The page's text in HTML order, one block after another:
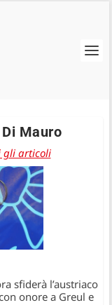
Mauro
gli articoli
sfiderà l’austriaco
onore a Greul e